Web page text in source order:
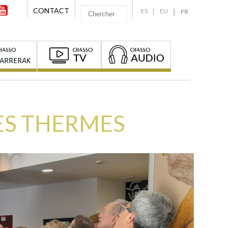
ES EU FR
CONTACT
THERMES